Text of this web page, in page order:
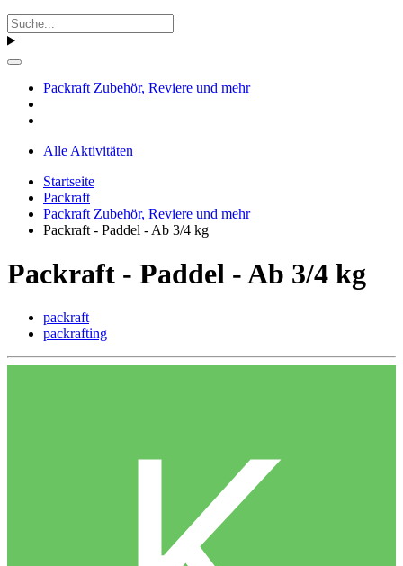
Packraft Zubehör, Reviere und mehr
Alle Aktivitäten
Startseite
Packraft
Packraft Zubehör, Reviere und mehr
Packraft - Paddel - Ab 3/4 kg
Packraft - Paddel - Ab 3/4 kg
packraft
packrafting